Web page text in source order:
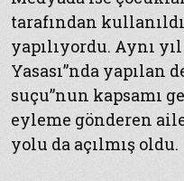
tarafından
yapılıyordu. Aynı
Yasası”nda yapılan
suçu”nun kapsamı
eyleme gönderen
yolu da açılmış oldu.